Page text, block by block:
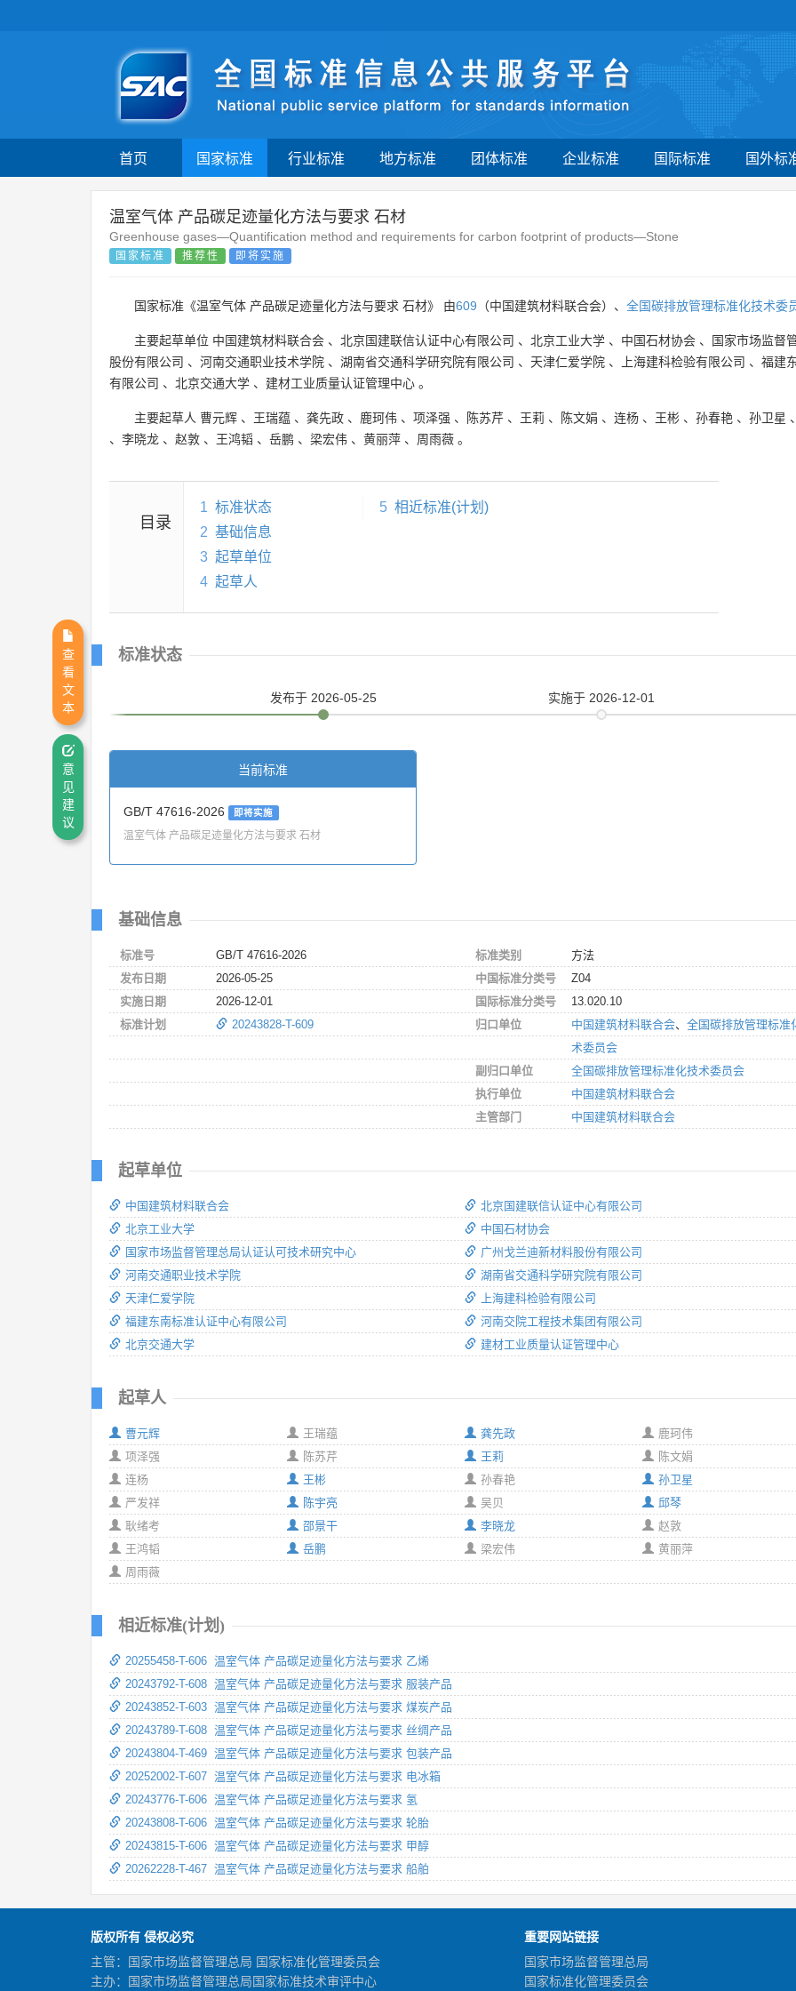
首页 国家标准 行业标准 地方标准 团体标准 企业标准 国际标准 国外标
温室气体 产品碳足迹量化方法与要求 石材
Greenhouse gases—Quantification method and requirements for carbon footprint of products—Stone
国家标准 推荐性 即将实施
国家标准《温室气体 产品碳足迹量化方法与要求 石材》 由609 （中国建筑材料联合会）、 全国碳排放管理标准化技术委
主要起草单位 中国建筑材料联合会 、 北京国建联信认证中心有限公司 、 北京工业大学 、 中国石材协会 、
国家市场监督
股份有限公司 、 河南交通职业技术学院 、 湖南省交通科学研究院有限公司 、 天津仁爱学院 、 上海建科检验有限公司 、 福建
有限公司 、 北京交通大学 、 建材工业质量认证管理中心 。
主要起草人 曹元辉 、 王瑞蕴 、 龚先政 、 鹿珂伟 、 项泽强 、 陈苏芹 、 王莉 、 陈文娟 、 连杨 、 王彬 、 孙春艳 、 孙卫星
、 李晓龙 、 赵敦 、 王鸿韬 、 岳鹏 、 梁宏伟 、 黄丽萍 、 周雨薇 。
目录
1 标准状态
2 基础信息
3 起草单位
4 起草人
5 相近标准(计划)
标准状态
发布于 2026-05-25 实施于 2026-12-01
当前标准
GB/T 47616-2026 即将实施
温室气体 产品碳足迹量化方法与要求 石材
基础信息
标准号
GB/T 47616-2026
发布日期
2026-05-25
实施日期
2026-12-01
标准计划
20243828-T-609
标准类别
方法
中国标准分类号
Z04
国际标准分类号
13.020.10
归口单位
中国建筑材料联合会、 全国碳排放管理标准
术委员会
副归口单位
全国碳排放管理标准化技术委员会
执行单位
中国建筑材料联合会
主管部门
中国建筑材料联合会
起草单位
中国建筑材料联合会
北京工业大学
国家市场监督管理总局认证认可技术研究中心
河南交通职业技术学院
天津仁爱学院
福建东南标准认证中心有限公司
北京交通大学
北京国建联信认证中心有限公司
中国石材协会
广州戈兰迪新材料股份有限公司
湖南省交通科学研究院有限公司
上海建科检验有限公司
河南交院工程技术集团有限公司
建材工业质量认证管理中心
起草人
曹元辉
王瑞蕴
项泽强
陈苏芹
连杨
王彬
严发祥
陈宇亮
耿绪考
邵景干
王鸿韬
岳鹏
周雨薇
龚先政
鹿珂伟
王莉
陈文娟
孙春艳
孙卫星
吴贝
邱琴
李晓龙
赵敦
梁宏伟
黄丽萍
相近标准(计划)
20255458-T-606 温室气体 产品碳足迹量化方法与要求 乙烯
20243792-T-608 温室气体 产品碳足迹量化方法与要求 服装产品
20243852-T-603 温室气体 产品碳足迹量化方法与要求 煤炭产品
20243789-T-608 温室气体 产品碳足迹量化方法与要求 丝绸产品
20243804-T-469 温室气体 产品碳足迹量化方法与要求 包装产品
20252002-T-607 温室气体 产品碳足迹量化方法与要求 电冰箱
20243776-T-606 温室气体 产品碳足迹量化方法与要求 氢
20243808-T-606 温室气体 产品碳足迹量化方法与要求 轮胎
20243815-T-606 温室气体 产品碳足迹量化方法与要求 甲醇
20262228-T-467 温室气体 产品碳足迹量化方法与要求 船舶
版权所有 侵权必究
主管：国家市场监督管理总局 国家标准化管理委员会
主办：国家市场监督管理总局国家标准技术审评中心
重要网站链接
国家市场监督管理总局
国家标准化管理委员会
查
看
文
本
意
见
建
议